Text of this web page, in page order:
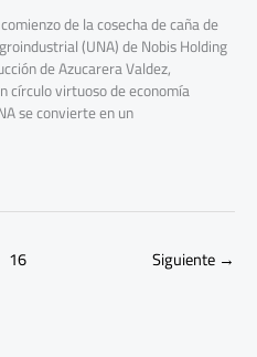
de la cosecha de caña de
(UNA) de Nobis Holding
de Azucarera Valdez,
círculo virtuoso de economía
se convierte en un
16 Siguiente →